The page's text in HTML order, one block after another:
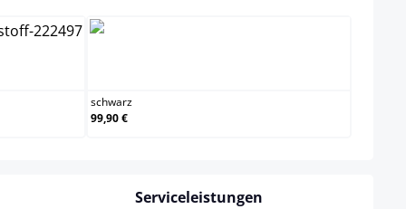
schwarz
99,90 €
Serviceleistungen